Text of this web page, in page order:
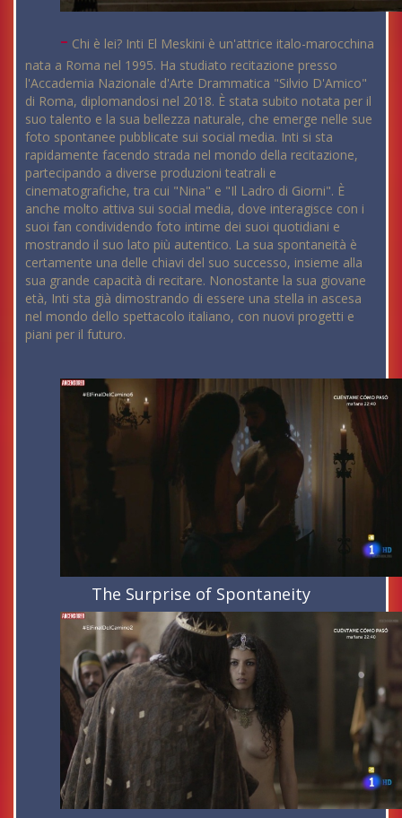
- Chi è lei? Inti El Meskini è un'attrice italo-marocchina
nata a Roma nel 1995. Ha studiato recitazione presso
l'Accademia Nazionale d'Arte Drammatica "Silvio D'Amico"
di Roma, diplomandosi nel 2018. È stata subito notata per il
suo talento e la sua bellezza naturale, che emerge nelle sue
foto spontanee pubblicate sui social media. Inti si sta
rapidamente facendo strada nel mondo della recitazione,
partecipando a diverse produzioni teatrali e
cinematografiche, tra cui "Nina" e "Il Ladro di Giorni". È
anche molto attiva sui social media, dove interagisce con i
suoi fan condividendo foto intime dei suoi quotidiani e
mostrando il suo lato più autentico. La sua spontaneità è
certamente una delle chiavi del suo successo, insieme alla
sua grande capacità di recitare. Nonostante la sua giovane
età, Inti sta già dimostrando di essere una stella in ascesa
nel mondo dello spettacolo italiano, con nuovi progetti e
piani per il futuro.
The Surprise of Spontaneity